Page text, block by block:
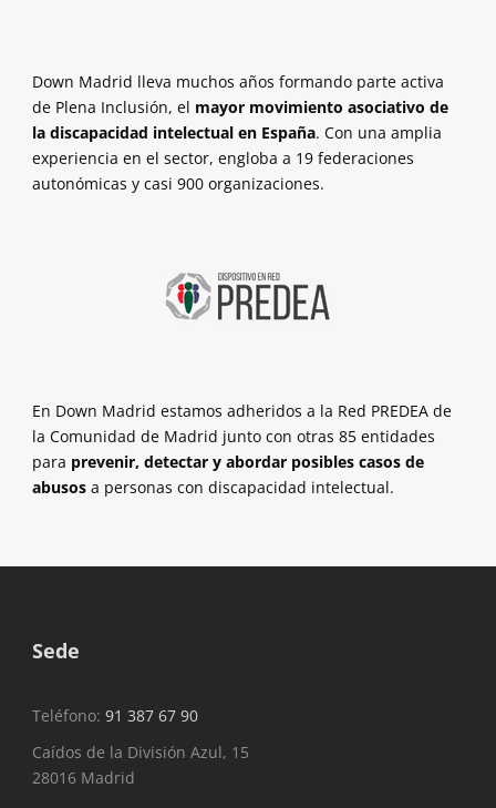
Down Madrid lleva muchos años formando parte activa
de Plena Inclusión, el mayor movimiento asociativo de
la discapacidad intelectual en España. Con una amplia
experiencia en el sector, engloba a 19 federaciones
autonómicas y casi 900 organizaciones.
En Down Madrid estamos adheridos a la Red PREDEA de
la Comunidad de Madrid junto con otras 85 entidades
para prevenir, detectar y abordar posibles casos de
abusos a personas con discapacidad intelectual.
Sede
Teléfono: 91 387 67 90
Caídos de la División Azul, 15
28016 Madrid